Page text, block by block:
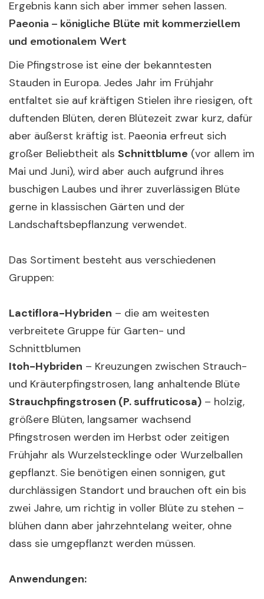
Ergebnis kann sich aber immer sehen lassen.
Paeonia – königliche Blüte mit kommerziellem
und emotionalem Wert
Die Pfingstrose ist eine der bekanntesten
Stauden in Europa. Jedes Jahr im Frühjahr
entfaltet sie auf kräftigen Stielen ihre riesigen, oft
duftenden Blüten, deren Blütezeit zwar kurz, dafür
aber äußerst kräftig ist. Paeonia erfreut sich
großer Beliebtheit als Schnittblume (vor allem im
Mai und Juni), wird aber auch aufgrund ihres
buschigen Laubes und ihrer zuverlässigen Blüte
gerne in klassischen Gärten und der
Landschaftsbepflanzung verwendet.
Das Sortiment besteht aus verschiedenen
Gruppen:
Lactiflora-Hybriden – die am weitesten
verbreitete Gruppe für Garten- und
Schnittblumen
Itoh-Hybriden – Kreuzungen zwischen Strauch-
und Kräuterpfingstrosen, lang anhaltende Blüte
Strauchpfingstrosen (P. suffruticosa) – holzig,
größere Blüten, langsamer wachsend
Pfingstrosen werden im Herbst oder zeitigen
Frühjahr als Wurzelstecklinge oder Wurzelballen
gepflanzt. Sie benötigen einen sonnigen, gut
durchlässigen Standort und brauchen oft ein bis
zwei Jahre, um richtig in voller Blüte zu stehen –
blühen dann aber jahrzehntelang weiter, ohne
dass sie umgepflanzt werden müssen.
Anwendungen: